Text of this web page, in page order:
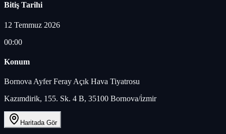
Bitiş Tarihi
12 Temmuz 2026
00:00
Konum
Bornova Ayfer Feray Açık Hava Tiyatrosu
Kazımdirik, 155. Sk. 4 B, 35100 Bornova/i̇zmir
Haritada Gör